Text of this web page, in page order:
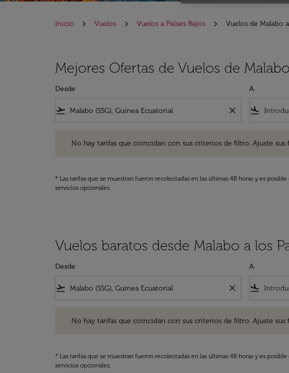
Inicio Vuelos Vuelos a Países Bajos Vuelos de Malabo
Mejores Ofertas de Vuelos de
Desde
flight_takeoff close
A
flight_land
No hay tarifas que coincidan con sus criterios de filtro. Ajuste sus
* Las tarifas que se muestran fueron recolectadas en las últimas 48 horas y es
servicios opcionales.
Vuelos baratos desde Malabo a los
Desde
flight_takeoff close
A
flight_land
No hay tarifas que coincidan con sus criterios de filtro. Ajuste sus
* Las tarifas que se muestran fueron recolectadas en las últimas 48 horas y es
servicios opcionales.